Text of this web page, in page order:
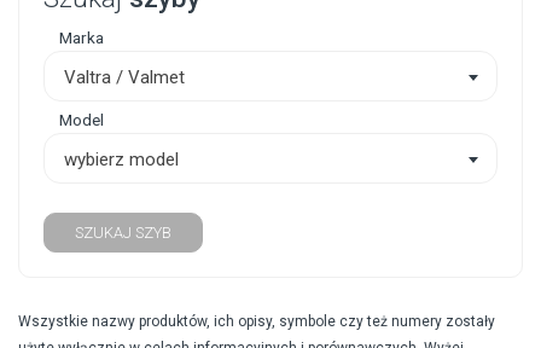
Marka
Valtra / Valmet
Model
wybierz model
SZUKAJ SZYB
Wszystkie nazwy produktów, ich opisy, symbole czy też numery zostały